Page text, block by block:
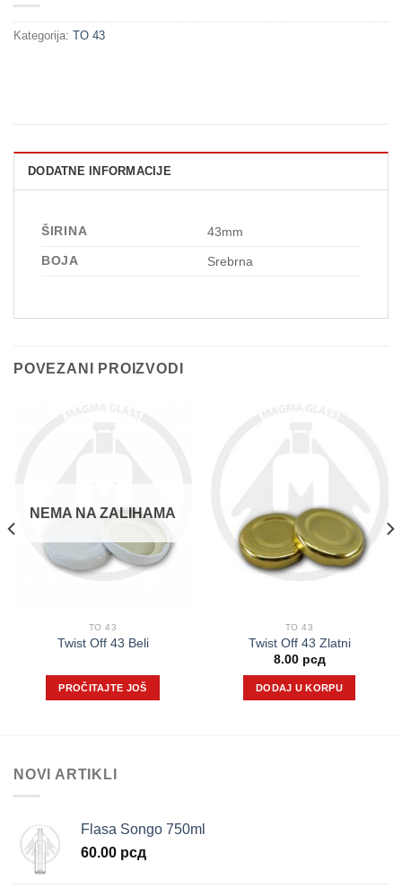
Kategorija: TO 43
DODATNE INFORMACIJE
ŠIRINA
43mm
BOJA
Srebrna
POVEZANI PROIZVODI
NEMA NA ZALIHAMA
TO 43
Twist Off 43 Beli
PROČITAJTE JOŠ
TO 43
Twist Off 43 Zlatni
8.00 рсд
DODAJ U KORPU
NOVI ARTIKLI
Flasa Songo 750ml
60.00 рсд